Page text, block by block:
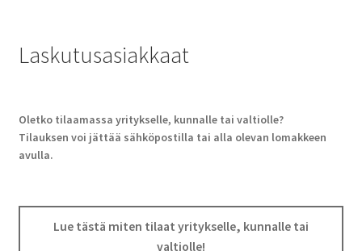
Laskutusasiakkaat
Oletko tilaamassa yritykselle, kunnalle tai valtiolle?
Tilauksen voi jättää sähköpostilla tai alla olevan lomakkeen
avulla.
Lue tästä miten tilaat yritykselle, kunnalle tai
valtiolle!